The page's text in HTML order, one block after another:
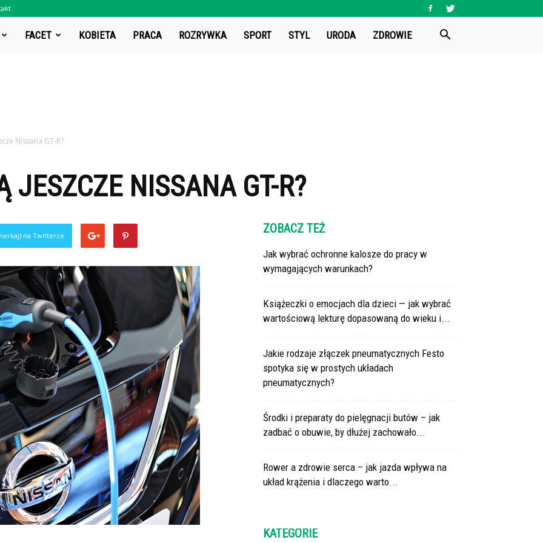
FACET KOBIETA PRACA ROZRYWKA SPORT STYL URODA ZDROWIE
Nissana GT-R?
JESZCZE NISSANA GT-R?
na Twitterze ZOBACZ TEŻ
Jak wybrać ochronne kalosze do pracy w
wymagających warunkach?
Książeczki o emocjach dla dzieci — jak wybrać
wartościową lekturę dopasowaną do wieku i...
Jakie rodzaje złączek pneumatycznych Festo
spotyka się w prostych układach
pneumatycznych?
Środki i preparaty do pielęgnacji butów – jak
zadbać o obuwie, by dłużej zachowało...
Rower a zdrowie serca – jak jazda wpływa na
układ krążenia i dlaczego warto...
KATEGORIE